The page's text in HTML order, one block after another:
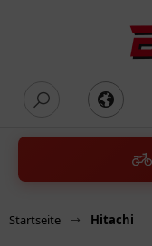
Startseite Hitachi